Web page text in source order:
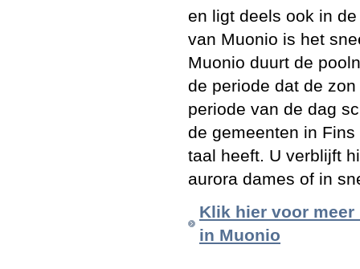
en ligt deels ook in
van Muonio is het
Muonio duurt de
de periode dat de
periode van de dag
de gemeenten in
taal heeft. U verblijft
aurora dames of in
Klik hier voor
in Muonio